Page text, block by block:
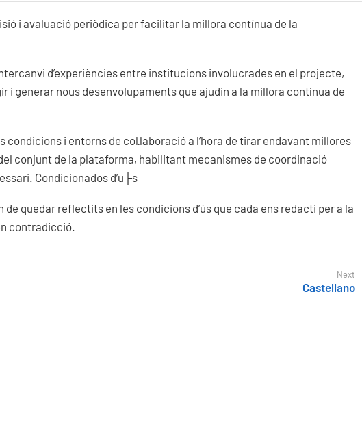
i avaluació periòdica per facilitar la millora contínua de la
d’experiències entre institucions involucrades en el projecte,
i generar nous desenvolupaments que ajudin a la millora contínua de
i entorns de col·laboració a l’hora de tirar endavant millores
conjunt de la plataforma, habilitant mecanismes de coordinació
Condicionados d’u├s
de quedar reflectits en les condicions d’ús que cada ens redacti per a la
contradicció.
Castellano